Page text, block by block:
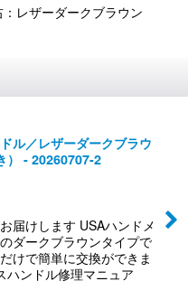
レザーダークブラウン
ル／レザーダークブラウ
） - 20260707-2
届けします USAハンドメ
ダークブラウンタイプで
けで簡単に交換ができま
ハンドル修理マニュア